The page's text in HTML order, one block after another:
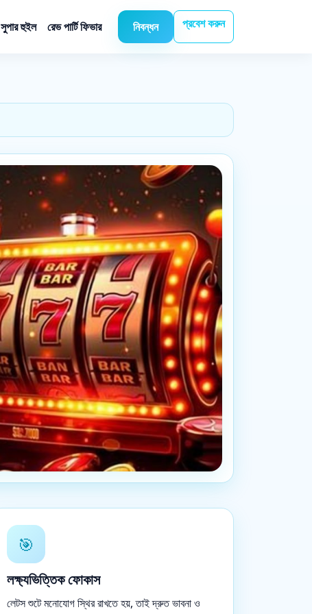
সুপার হুইল রেভ পার্টি ফিভার নিবন্ধন প্রবেশ করুন
🎯
লক্ষ্যভিত্তিক ফোকাস
লেটস শুটে মনোযোগ স্থির রাখতে হয়, তাই দ্রুত ভাবনা ও